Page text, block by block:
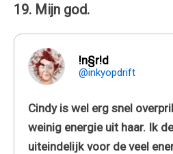
19. Mijn god.
!n§r!d
@inkyopdrift
Cindy is wel erg snel
weinig energie uit haar. Ik
uiteindelijk voor de veel